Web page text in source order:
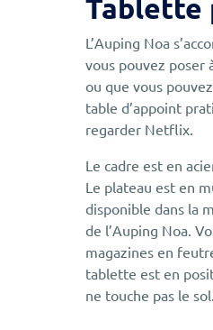
Tablette
L’Auping Noa
vous pouvez poser
ou que vous
table d’appoint
regarder Netflix.
Le cadre est en
Le plateau est en
disponible dans la
de l’Auping Noa.
magazines en
tablette est en
ne touche pas le sol.